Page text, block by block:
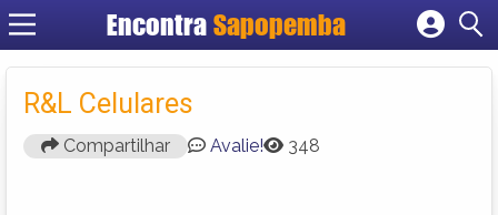
Encontra Sapopemba
Cadastrar empresa
R&L Celulares
Compartilhar Avalie! 348